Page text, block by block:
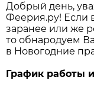
Добрый день,
Феерия.ру! Если
заранее или же
то обнародуем
в Новогодние
График работы